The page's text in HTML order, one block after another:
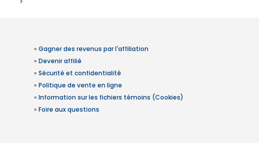
» Gagner des revenus par l'affiliation
» Devenir affilié
» Sécurité et confidentialité
» Politique de vente en ligne
» Information sur les fichiers témoins (Cookies)
» Foire aux questions